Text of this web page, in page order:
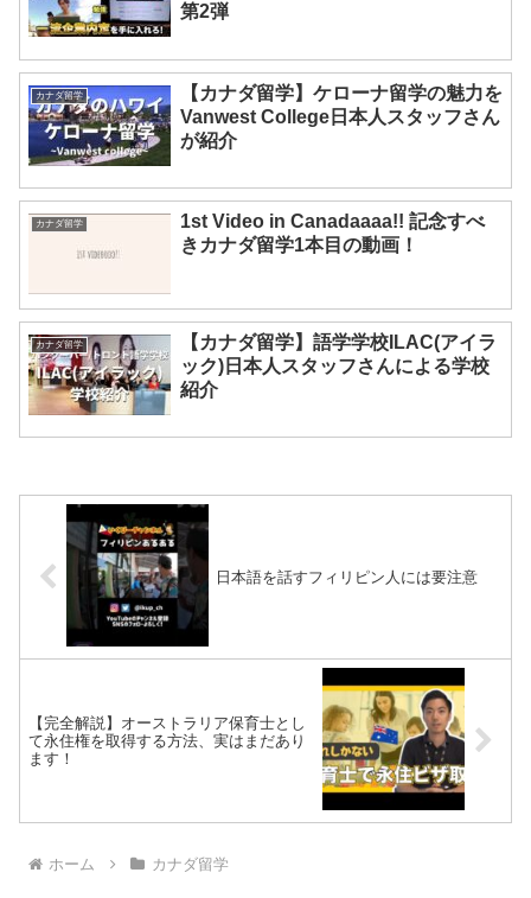
第2弾
カナダ留学
【カナダ留学】ケローナ留学の魅力を
Vanwest College日本人スタッフさん
が紹介
カナダ留学
1st Video in Canadaaaa!! 記念すべ
きカナダ留学1本目の動画！
カナダ留学
【カナダ留学】語学学校ILAC(アイラ
ック)日本人スタッフさんによる学校
紹介
日本語を話すフィリピン人には要注意
【完全解説】オーストラリア保育士とし
て永住権を取得する方法、実はまだあり
ます！
ホーム カナダ留学